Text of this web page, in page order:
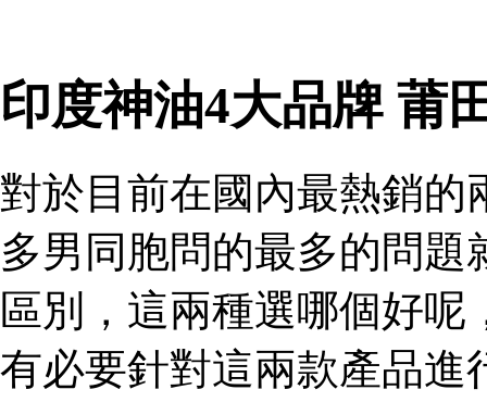
印度神油4大品牌 莆
對於目前在國內最熱銷的
多男同胞問的最多的問
區別，這兩種選哪個好呢
有必要針對這兩款產品進